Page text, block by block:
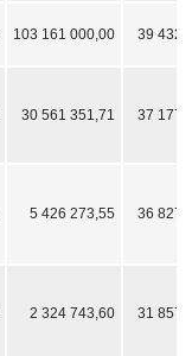
103 161 000,00 39 432
30 561 351,71 37 177
5 426 273,55 36 827
2 324 743,60 31 857